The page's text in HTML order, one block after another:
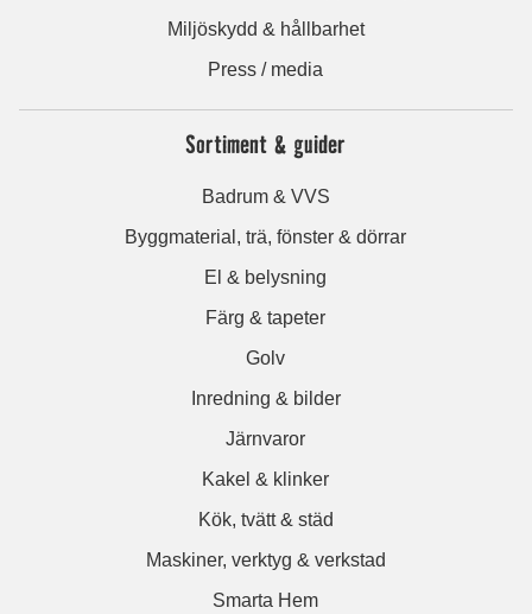
Miljöskydd & hållbarhet
Press / media
Sortiment & guider
Badrum & VVS
Byggmaterial, trä, fönster & dörrar
El & belysning
Färg & tapeter
Golv
Inredning & bilder
Järnvaror
Kakel & klinker
Kök, tvätt & städ
Maskiner, verktyg & verkstad
Smarta Hem